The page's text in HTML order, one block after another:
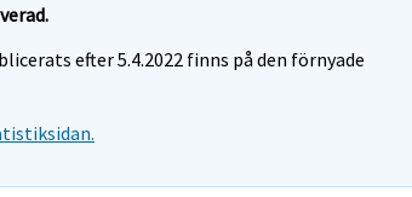
efter 5.4.2022 finns på den förnyade